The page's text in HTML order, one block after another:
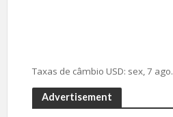
Taxas de câmbio USD: sex, 7 ago.
Advertisement